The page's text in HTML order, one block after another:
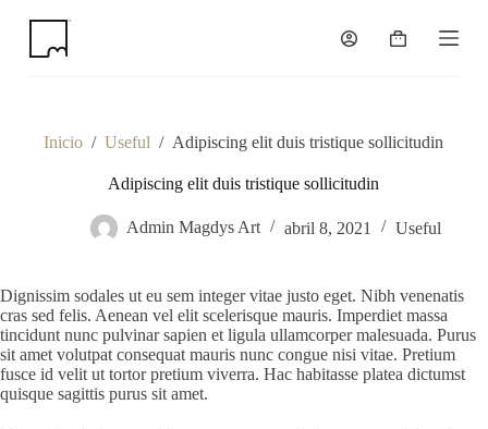
S
Shopping
Inicio / Useful / Adipiscing elit duis tristique sollicitudin
Adipiscing elit duis tristique sollicitudin
Admin Magdys Art abril 8, 2021 Useful
Dignissim sodales ut eu sem integer vitae justo eget. Nibh venenatis
cras sed felis. Aenean vel elit scelerisque mauris. Imperdiet massa
tincidunt nunc pulvinar sapien et ligula ullamcorper malesuada. Purus
sit amet volutpat consequat mauris nunc congue nisi vitae. Pretium
fusce id velit ut tortor pretium viverra. Hac habitasse platea dictumst
quisque sagittis purus sit amet.